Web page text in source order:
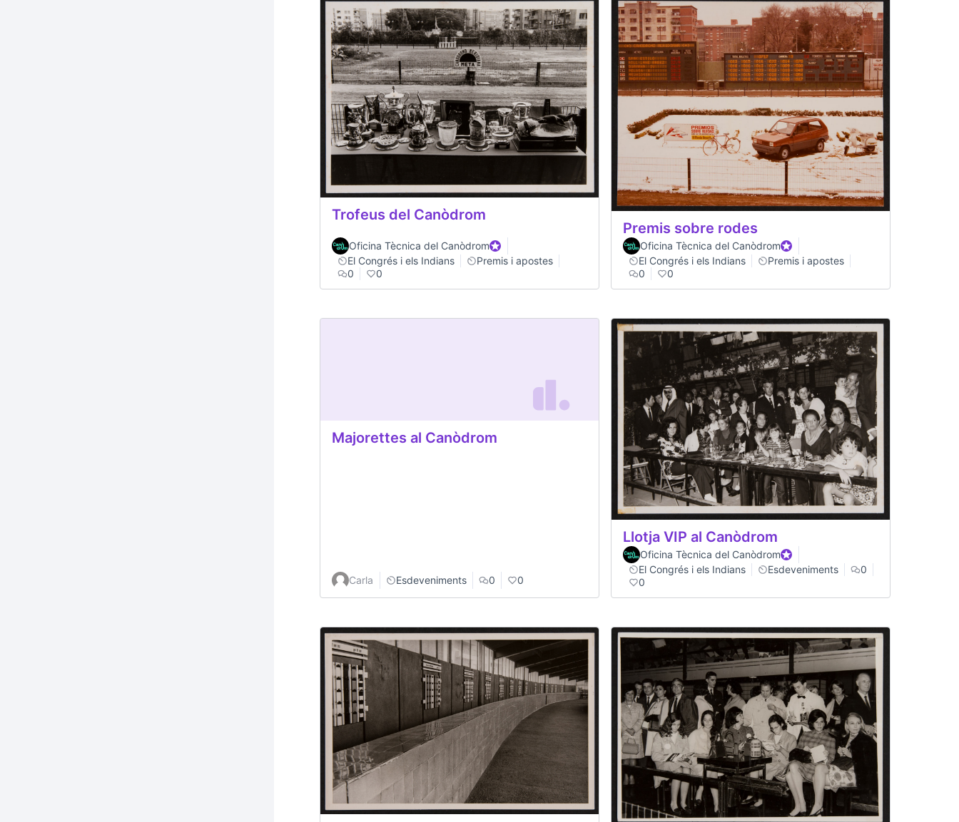
Trofeus del Canòdrom
Oficina Tècnica del CanòdromOfficial participant
El Congrés i els Indians
Premis i apostes
0
0
Premis sobre rodes
Oficina Tècnica del CanòdromOfficial participant
El Congrés i els Indians
Premis i apostes
0
0
Majorettes al Canòdrom
Carla Esdeveniments 0 0
Llotja VIP al Canòdrom
Oficina Tècnica del CanòdromOfficial participant
El Congrés i els Indians
Esdeveniments
0
0